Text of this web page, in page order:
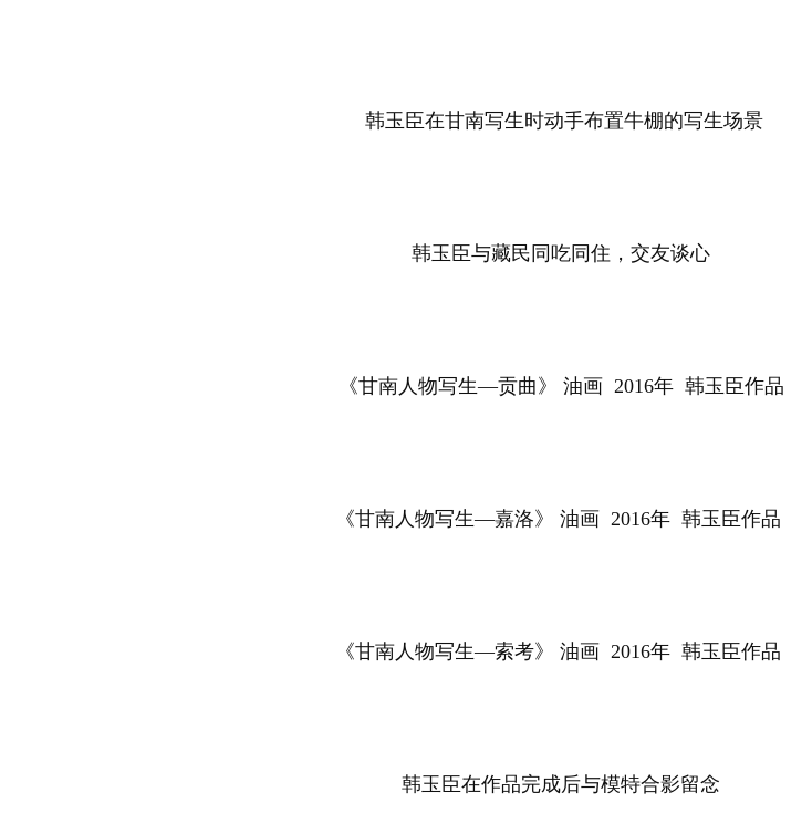
韩玉臣在甘南写生时动手布置牛棚的写生场景
韩玉臣与藏民同吃同住，交友谈心
《甘南人物写生—贡曲》 油画 2016年 韩玉臣作品
《甘南人物写生—嘉洛》 油画 2016年 韩玉臣作品
《甘南人物写生—索考》 油画 2016年 韩玉臣作品
韩玉臣在作品完成后与模特合影留念